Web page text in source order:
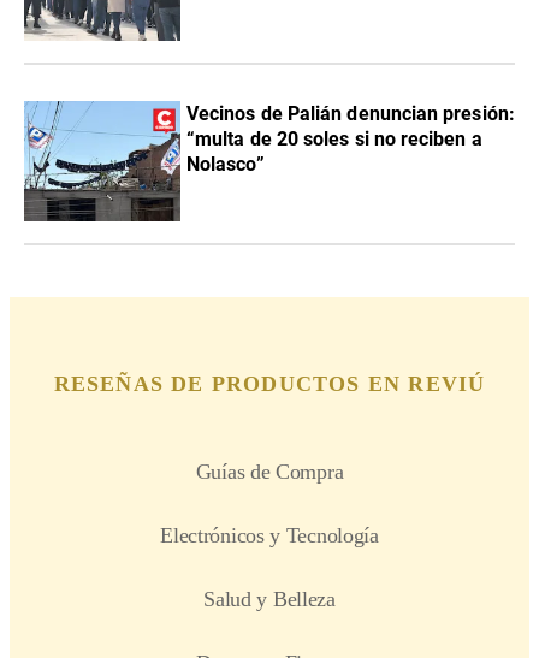
Vecinos de Palián denuncian presión:
“multa de 20 soles si no reciben a
Nolasco”